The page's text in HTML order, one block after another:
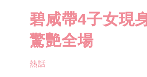
碧咸帶4子女現
驚艷全場
熱話